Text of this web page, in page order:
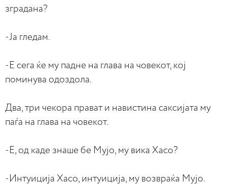
зградана?
-Ја гледам.
-Е сега ќе му падне на глава на човекот, кој
поминува одоздола.
Два, три чекора прават и навистина саксијата му
паѓа на глава на човекот.
-Е, од каде знаше бе Мујо, му вика Хасо?
-Интуиција Хасо, интуиција, му возвраќа Мујо.